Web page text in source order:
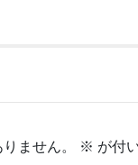
ません。 ※ が付